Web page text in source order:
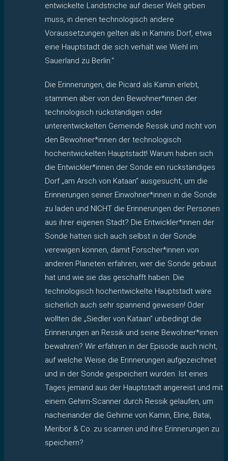
entwickelte Landstriche auf dieser Welt geben
muss, in denen technologisch andere
Voraussetzungen gelten als in Kamins Dorf, etwa
eine Hauptstadt die sich verhält wie Wiehl im
Sauerland zu Berlin.“
Die Erinnerungen, die Picard als Kamin erlebt,
stammen aber von den Bewohner*innen der
technologisch rückständigen oder
unterentwickelten Gemeinde Ressik und nicht von
den Bewohner*innen der technologisch
hochentwickelten Hauptstadt! Warum haben sich
die Entwickler*innen der Sonde ein rückständiges
Dorf „am Arsch von Kataan“ ausgesucht, um die
Erinnerungen seiner Einwohner*innen in die Sonde
zu laden und NICHT die Erinnerungen der Personen
aus ihrer eigenen Stadt? Die Entwickler*innen der
Sonde hätten sich auch selbst in der Sonde
verewigen können, damit Forscher*innen von
anderen Planeten erfahren, wer die Sonde gebaut
hat und wie sie das geschafft haben. Die
technologisch hochentwickelte Hauptstadt wäre
sicherlich auch sehr spannend gewesen! Oder
wollten die „Siedler von Kataan“ unbedingt die
Erinnerungen an Ressik und seine Bewohner*innen
bewahren? Wir erfahren in der Episode auch nicht,
auf welche Weise die Erinnerungen aufgezeichnet
und in der Sonde gespeichert wurden. Ist eines
Tages jemand aus der Hauptstadt angereist und mit
einem Gehirn-Scanner durch Ressik gelaufen, um
nacheinander die Gehirne von Kamin, Eline, Batai,
Meribor & Co. zu scannen und ihre Erinnerungen zu
speichern?